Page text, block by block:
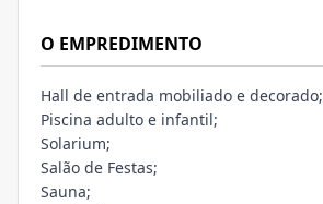
O EMPREDIMENTO
Hall de entrada mobiliado e decorado;
Piscina adulto e infantil;
Solarium;
Salão de Festas;
Sauna;